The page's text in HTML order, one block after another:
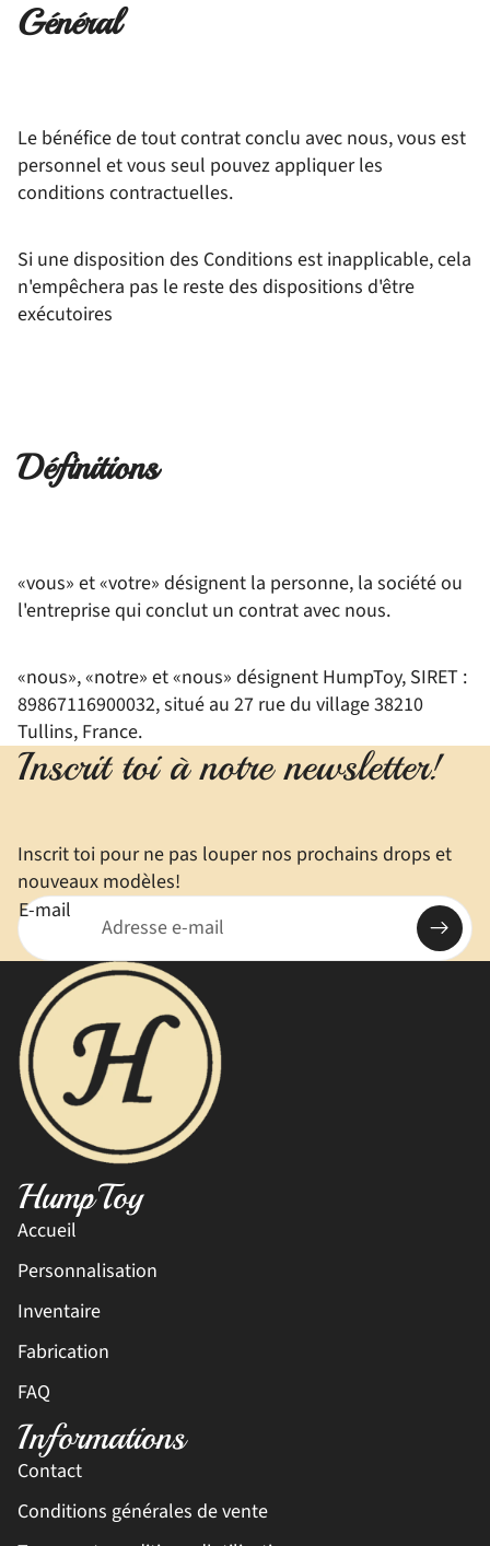
Général
Le bénéfice de tout contrat conclu avec nous, vous est
personnel et vous seul pouvez appliquer les
conditions contractuelles.
Si une disposition des Conditions est inapplicable, cela
n'empêchera pas le reste des dispositions d'être
exécutoires
Définitions
«vous» et «votre» désignent la personne, la société ou
l'entreprise qui conclut un contrat avec nous.
«nous», «notre» et «nous» désignent HumpToy, SIRET :
89867116900032, situé au 27 rue du village 38210
Tullins, France.
Inscrit toi à notre newsletter!
Inscrit toi pour ne pas louper nos prochains drops et
nouveaux modèles!
E-mail
HumpToy
Accueil
Personnalisation
Inventaire
Fabrication
FAQ
Informations
Contact
Conditions générales de vente